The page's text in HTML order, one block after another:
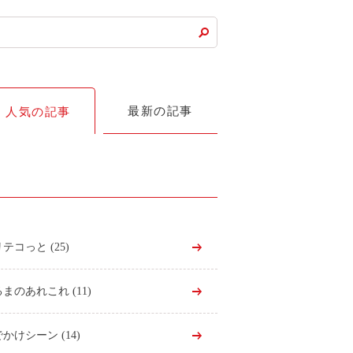
人気の記事 最新の記事
テコっと (25)
まのあれこれ (11)
かけシーン (14)